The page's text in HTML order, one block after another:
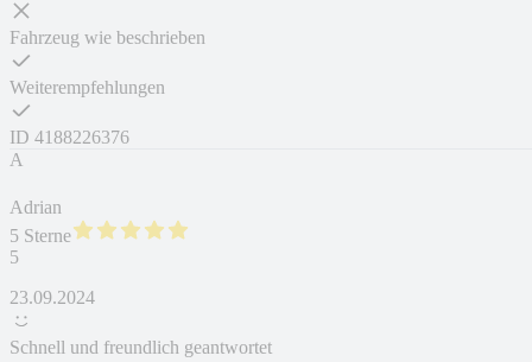
Fahrzeug wie beschrieben
Weiterempfehlungen
ID 4188226376
A
Adrian
5 Sterne
5
23.09.2024
Schnell und freundlich geantwortet